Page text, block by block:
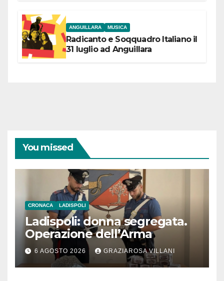
ANGUILLARA MUSICA
Radicanto e Soqquadro Italiano il
31 luglio ad Anguillara
You missed
CRONACA LADISPOLI
Ladispoli: donna segregata.
Operazione dell’Arma
6 AGOSTO 2026 GRAZIAROSA VILLANI